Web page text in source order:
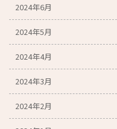
2024年6月
2024年5月
2024年4月
2024年3月
2024年2月